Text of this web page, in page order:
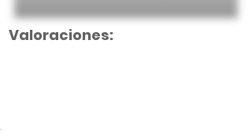
Valoraciones: